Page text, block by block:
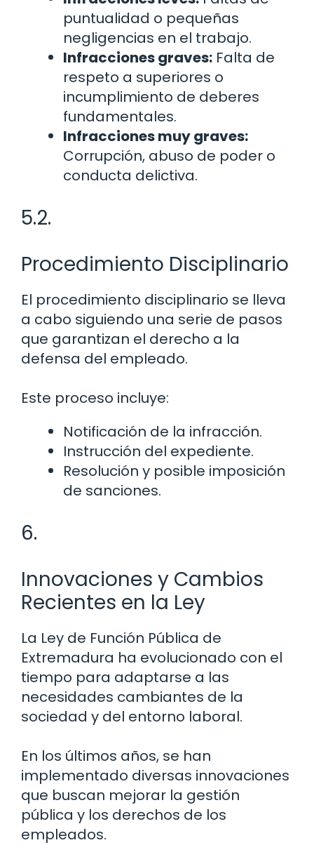
puntualidad o pequeñas
negligencias en el trabajo.
Infracciones graves: Falta de
respeto a superiores o
incumplimiento de deberes
fundamentales.
Infracciones muy graves:
Corrupción, abuso de poder o
conducta delictiva.
5.2.
Procedimiento Disciplinario
El procedimiento disciplinario se lleva
a cabo siguiendo una serie de pasos
que garantizan el derecho a la
defensa del empleado.
Este proceso incluye:
Notificación de la infracción.
Instrucción del expediente.
Resolución y posible imposición
de sanciones.
6.
Innovaciones y Cambios
Recientes en la Ley
La Ley de Función Pública de
Extremadura ha evolucionado con el
tiempo para adaptarse a las
necesidades cambiantes de la
sociedad y del entorno laboral.
En los últimos años, se han
implementado diversas innovaciones
que buscan mejorar la gestión
pública y los derechos de los
empleados.